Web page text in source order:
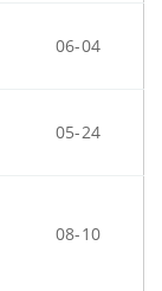
06-04
05-24
08-10